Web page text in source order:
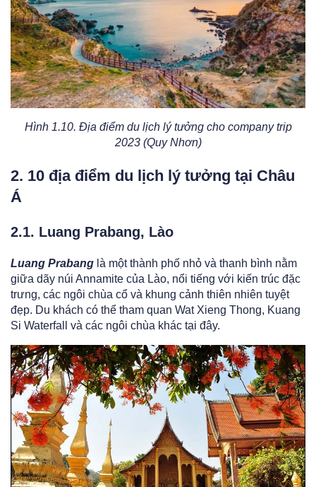
Hình 1.10. Địa điểm du lịch lý tưởng cho company trip
2023 (Quy Nhơn)
2. 10 địa điểm du lịch lý tưởng tại Châu
Á
2.1. Luang Prabang, Lào
Luang Prabang là một thành phố nhỏ và thanh bình nằm
giữa dãy núi Annamite của Lào, nổi tiếng với kiến trúc đặc
trưng, các ngôi chùa cổ và khung cảnh thiên nhiên tuyệt
đẹp. Du khách có thể tham quan Wat Xieng Thong, Kuang
Si Waterfall và các ngôi chùa khác tại đây.